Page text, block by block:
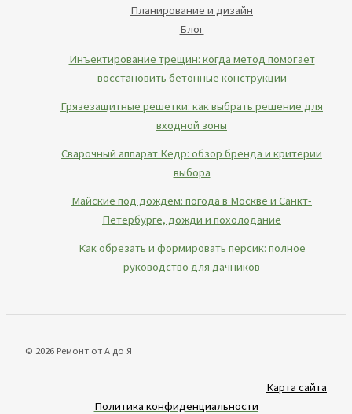
Планирование и дизайн
Блог
Инъектирование трещин: когда метод помогает
восстановить бетонные конструкции
Грязезащитные решетки: как выбрать решение для
входной зоны
Сварочный аппарат Кедр: обзор бренда и критерии
выбора
Майские под дождем: погода в Москве и Санкт-
Петербурге, дожди и похолодание
Как обрезать и формировать персик: полное
руководство для дачников
© 2026 Ремонт от А до Я
Карта сайта
Политика конфиденциальности